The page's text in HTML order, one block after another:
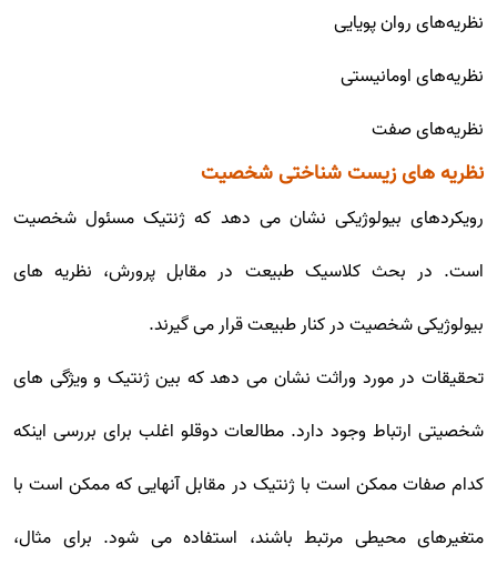
نظریه‌های روان پویایی
نظریه‌های اومانیستی
نظریه‌های صفت
نظریه های زیست شناختی شخصیت
رویکردهای بیولوژیکی نشان می دهد که ژنتیک مسئول شخصیت
است. در بحث کلاسیک طبیعت در مقابل پرورش، نظریه های
بیولوژیکی شخصیت در کنار طبیعت قرار می گیرند.
تحقیقات در مورد وراثت نشان می دهد که بین ژنتیک و ویژگی های
شخصیتی ارتباط وجود دارد. مطالعات دوقلو اغلب برای بررسی اینکه
کدام صفات ممکن است با ژنتیک در مقابل آنهایی که ممکن است با
متغیرهای محیطی مرتبط باشند، استفاده می شود. برای مثال،